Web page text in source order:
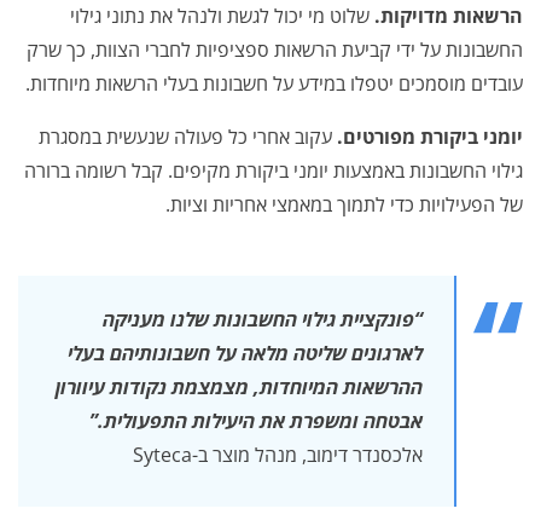
הרשאות מדויקות. שלוט מי יכול לגשת ולנהל את נתוני גילוי
החשבונות על ידי קביעת הרשאות ספציפיות לחברי הצוות, כך שרק
עובדים מוסמכים יטפלו במידע על חשבונות בעלי הרשאות מיוחדות.
יומני ביקורת מפורטים. עקוב אחרי כל פעולה שנעשית במסגרת
גילוי החשבונות באמצעות יומני ביקורת מקיפים. קבל רשומה ברורה
של הפעילויות כדי לתמוך במאמצי אחריות וציות.
“פונקציית גילוי החשבונות שלנו מעניקה
לארגונים שליטה מלאה על חשבונותיהם בעלי
ההרשאות המיוחדות, מצמצמת נקודות עיוורון
אבטחה ומשפרת את היעילות התפעולית.”
אלכסנדר דימוב, מנהל מוצר ב-Syteca